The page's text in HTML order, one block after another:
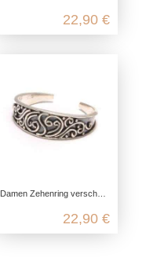
22,90 €
Damen Zehenring verschnörkelt, 925 Sterling Silber, Zehen Ring offen anpassbar, Midi Band verstellbar, boho Fuß Schmuck zierlich
22,90 €